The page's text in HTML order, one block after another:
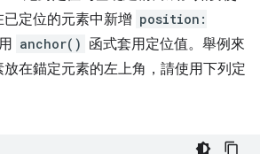
定位的元素中新增 position:
anchor() 函式套用定位值。舉例來
在錨定元素的左上角，請使用下列定